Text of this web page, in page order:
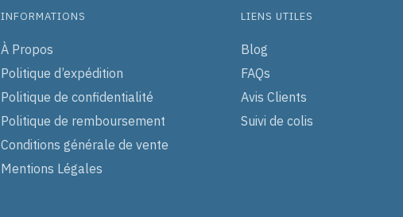
INFORMATIONS
À Propos
Politique d’expédition
Politique de confidentialité
Politique de remboursement
Conditions générale de vente
Mentions Légales
LIENS UTILES
Blog
FAQs
Avis Clients
Suivi de colis